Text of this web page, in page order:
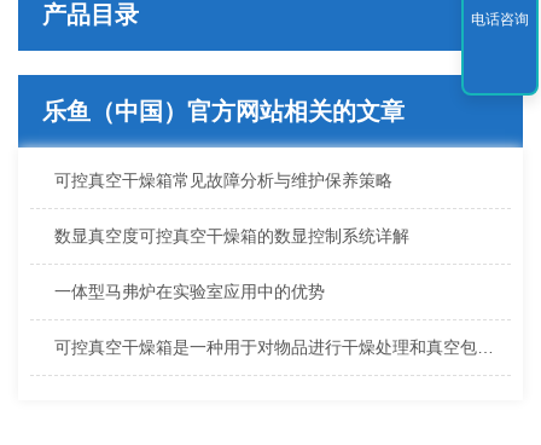
产品目录
乐鱼（中国）官方网站相关的文章
可控真空干燥箱常见故障分析与维护保养策略
数显真空度可控真空干燥箱的数显控制系统详解
一体型马弗炉在实验室应用中的优势
可控真空干燥箱是一种用于对物品进行干燥处理和真空包装的设备
电话咨询